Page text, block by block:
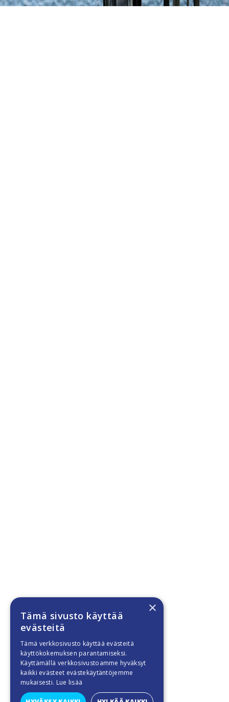
×
Tämä sivusto käyttää
evästeitä
Tämä verkkosivusto käyttää evästeitä
käyttökokemuksen parantamiseksi.
Käyttämällä verkkosivustoamme hyväksyt
kaikki evästeet evästekäytäntöjemme
mukaisesti. Lue lisää